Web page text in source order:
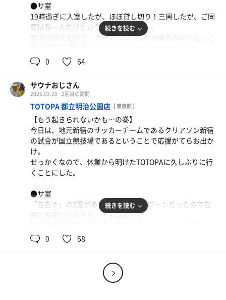
ミニカレーうどん＋鶏唐揚げセット
たてで良かった！
トマたまカレーうどん（ライス付）＋かしわ
出発のときに食べたカレーうどんが腹に溜まったの
とはいえ、朝のピンとした空気でしっかりととのった！
残念ながら、夜は飲み会で撃沈すると思うので、明日の朝
インバウンドには拍手！
【本日朝の戦果】
10分1.5分6分✕2セット
●サ室
19時過ぎに入室したが、ほぼ貸し切り！三周したが、ご同
輩は各一人だけという幸運に恵まれた。
室温は90℃だけど、オートロウリュが効果的なのでもっと
してくれる。空いてるし、横になろうかとも思ったけど、
ちょっと迷惑行為かなぁ…と思い留まった…笑
●水風呂
表示は17.9℃と少し物足りない。15℃だったら最高だった
のに…
でも、オーバーフローして水か追加される時、後ろの岩か
ら滝のように落ちて来て、打たせ水というか滝行みたいで
良かった！なかなかの演出だ！
●外気浴
木製のととのい椅子が7脚あり、斜め椅子と普通の椅子の2
まだ新しいから良いけど、もう少し時間が経つとヌルヌル
してくるのかなぁ…笑
これからすすきのに出掛けるんだけど、いつまでもゆった
続きを読む
0 64
サウナおじさん
2026.03.20 2回目の訪問
TOTOPA 都立明治公園店 [ 東京都 ]
【もう起きられないかも…の巻】
今日は、地元新宿のサッカーチームであるクリアソン新宿
の試合が国立競技場であるということで応援がてらお出か
け。
せっかくなので、休業から明けたTOTOPAに久しぶりに行
くことにした。
●サ室
「左右ナ」の3室があるが、今日はアローンだったので右
室と左室だけに入り、ナ室は入らず…
きなのである。座面が低くてじっくり温められる感じが良
く、今回も2回入った。96℃。
まセルフロウリュした人がいて、ほうじ茶の香りが心地良
かったものの、右室よりも熱く97℃。
続きを読む
0 68